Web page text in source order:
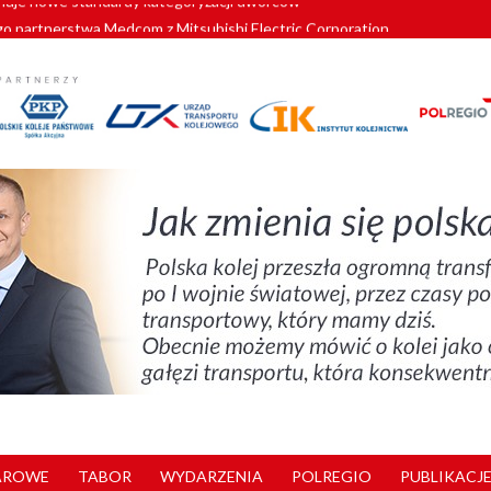
znów szuka dostawcy nowych EZT
kolejowych w północnej Wielkopolsce. Łatwiejsze dojazdy do pracy i
nowe standardy kategoryzacji dworców
TABOR WYDARZENIA POLREGIO